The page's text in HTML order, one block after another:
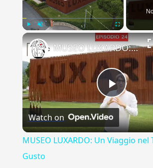
Fullscreen
Play
Video
MUSEO LUXARDO: Un Viaggio nel Tempo e nel Gusto
Watch on
MUSEO LUXARDO: Un Viaggio nel
Gusto